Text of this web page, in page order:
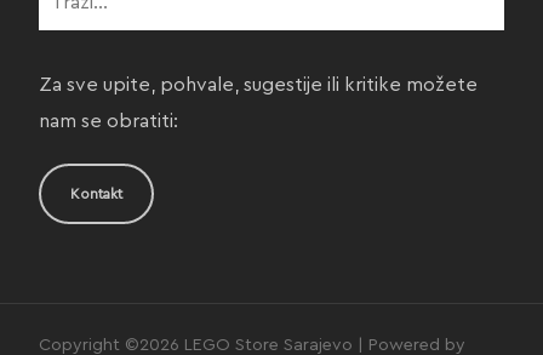
Za sve upite, pohvale, sugestije ili kritike možete
nam se obratiti:
Kontakt
Copyright ©2026 LEGO Store Sarajevo | Powered by